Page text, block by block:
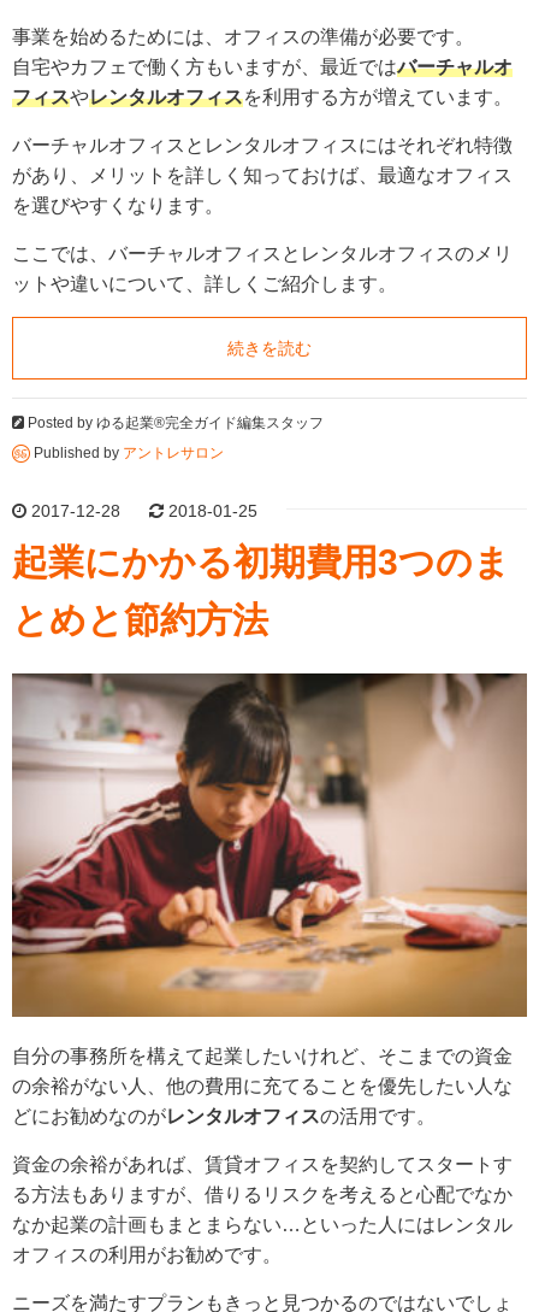
事業を始めるためには、オフィスの準備が必要です。
自宅やカフェで働く方もいますが、最近ではバーチャルオ
フィスやレンタルオフィスを利用する方が増えています。
バーチャルオフィスとレンタルオフィスにはそれぞれ特徴
があり、メリットを詳しく知っておけば、最適なオフィス
を選びやすくなります。
ここでは、バーチャルオフィスとレンタルオフィスのメリ
ットや違いについて、詳しくご紹介します。
続きを読む
Posted by ゆる起業®完全ガイド編集スタッフ
Published by アントレサロン
2017-12-28 2018-01-25
起業にかかる初期費用3つのま
とめと節約方法
自分の事務所を構えて起業したいけれど、そこまでの資金
の余裕がない人、他の費用に充てることを優先したい人な
どにお勧めなのがレンタルオフィスの活用です。
資金の余裕があれば、賃貸オフィスを契約してスタートす
る方法もありますが、借りるリスクを考えると心配でなか
なか起業の計画もまとまらない…といった人にはレンタル
オフィスの利用がお勧めです。
ニーズを満たすプランもきっと見つかるのではないでしょ